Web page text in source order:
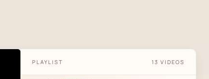
PLAYLIST 13 VIDEOS